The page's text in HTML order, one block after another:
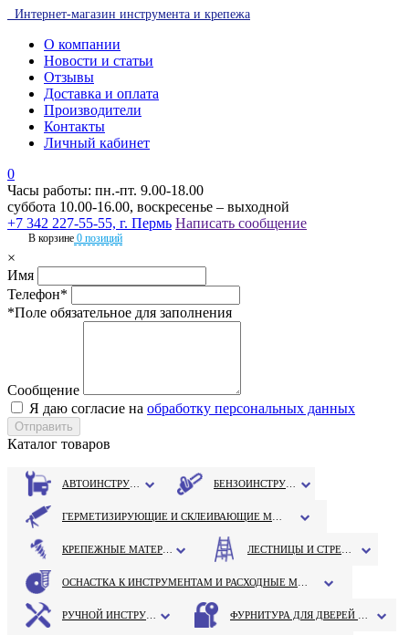
Интернет-магазин инструмента и крепежа
О компании
Новости и статьи
Отзывы
Доставка и оплата
Производители
Контакты
Личный кабинет
0
Часы работы: пн.-пт. 9.00-18.00
суббота 10.00-16.00, воскресенье – выходной
+7 342 227-55-55, г. Пермь Написать сообщение
В корзине 0 позиций
×
Имя
Телефон*
*Поле обязательное для заполнения
Сообщение
Я даю согласие на обработку персональных данных
Каталог товаров